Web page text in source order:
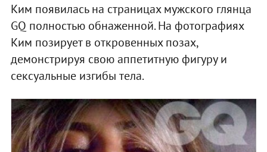
Ким появилась на страницах мужского глянца
GQ полностью обнаженной. На фотографиях
Ким позирует в откровенных позах,
демонстрируя свою аппетитную фигуру и
сексуальные изгибы тела.